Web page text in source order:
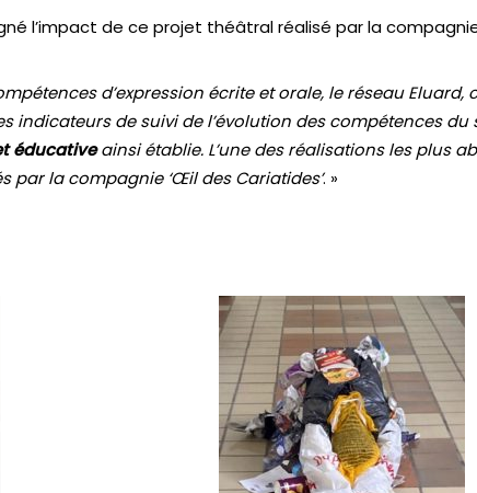
l’impact de ce projet théâtral réalisé par la
d’expression écrite et orale, le réseau
indicateurs de suivi de l’évolution des compétences du
éducativeainsi établie. L’une des réalisations les plus
par la compagnie ‘Œil des Cariatides’. »